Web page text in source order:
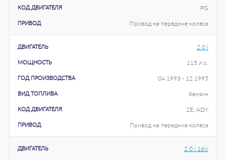
КОД ДВИГАТЕЛЯ PG
ПРИВОД Привод на передние колеса
ДВИГАТЕЛЬ 2.0 i
МОЩНОСТЬ 115 л.с.
ГОД ПРОИЗВОДСТВА 04.1993 - 12.1995
ВИД ТОПЛИВА бензин
КОД ДВИГАТЕЛЯ 2E; ADY
ПРИВОД Привод на передние колеса
ДВИГАТЕЛЬ 2.0 i 16V